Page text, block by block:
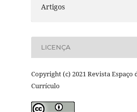
Artigos
LICENÇA
Copyright (c) 2021 Revista Espaço
Currículo